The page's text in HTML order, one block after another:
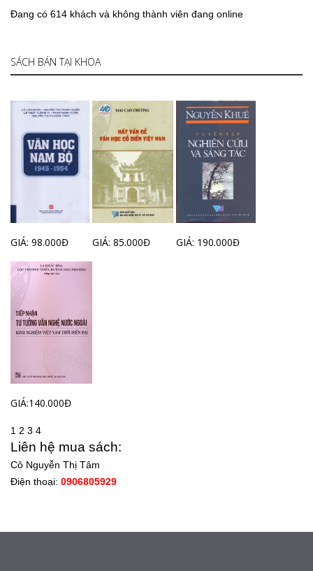
Đang có 614 khách và không thành viên đang online
SÁCH BÁN TẠI KHOA
GIÁ: 98.000Đ GIÁ: 85.000Đ GIÁ: 190.000Đ
GIÁ:140.000Đ
1 2 3 4
Liên hệ mua sách:
Cô Nguyễn Thị Tâm
Điện thoại: 0906805929